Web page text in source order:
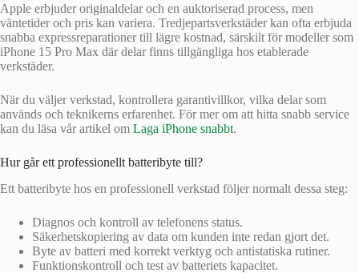
Apple erbjuder originaldelar och en auktoriserad process, men
väntetider och pris kan variera. Tredjepartsverkstäder kan ofta erbjuda
snabba expressreparationer till lägre kostnad, särskilt för modeller som
iPhone 15 Pro Max där delar finns tillgängliga hos etablerade
verkstäder.
När du väljer verkstad, kontrollera garantivillkor, vilka delar som
används och teknikerns erfarenhet. För mer om att hitta snabb service
kan du läsa vår artikel om Laga iPhone snabbt.
Hur går ett professionellt batteribyte till?
Ett batteribyte hos en professionell verkstad följer normalt dessa steg:
Diagnos och kontroll av telefonens status.
Säkerhetskopiering av data om kunden inte redan gjort det.
Byte av batteri med korrekt verktyg och antistatiska rutiner.
Funktionskontroll och test av batteriets kapacitet.